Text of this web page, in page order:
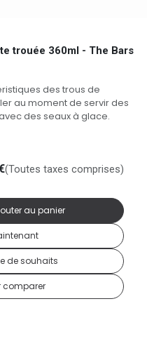
trouée 360ml - The Bars
des trous de
au moment de servir des
des seaux à glace.
au panier
comparer
de souhaits
(Toutes taxes comprises)